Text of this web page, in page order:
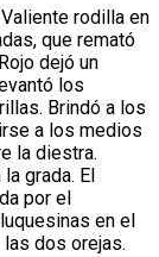
rodilla en
que remató
dejó un
los
Brindó a los
a los medios
la diestra.
grada. El
por el
en el
dos orejas.